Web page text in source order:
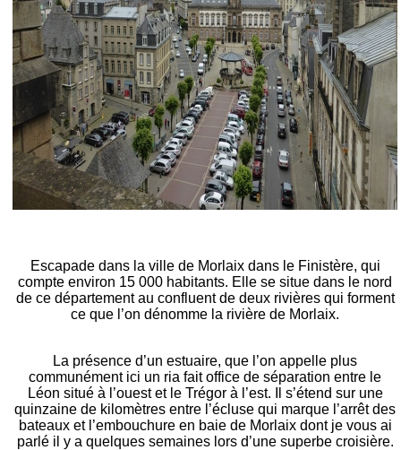
Escapade dans la ville de Morlaix dans le Finistère, qui
compte environ 15 000 habitants. Elle se situe dans le nord
de ce département au confluent de deux rivières qui forment
ce que l’on dénomme la rivière de Morlaix.
La présence d’un estuaire, que l’on appelle plus
communément ici un ria fait office de séparation entre le
Léon situé à l’ouest et le Trégor à l’est. Il s’étend sur une
quinzaine de kilomètres entre l’écluse qui marque l’arrêt des
bateaux et l’embouchure en baie de Morlaix dont je vous ai
parlé il y a quelques semaines lors d’une superbe croisière.